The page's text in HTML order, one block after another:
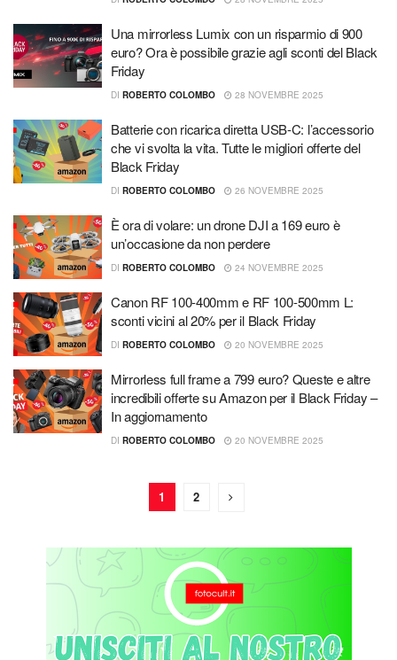
Una mirrorless Lumix con un risparmio di 900
euro? Ora è possibile grazie agli sconti del Black
Friday
DI ROBERTO COLOMBO 28 NOVEMBRE 2025
Batterie con ricarica diretta USB-C: l’accessorio
che vi svolta la vita. Tutte le migliori offerte del
Black Friday
DI ROBERTO COLOMBO 26 NOVEMBRE 2025
È ora di volare: un drone DJI a 169 euro è
un’occasione da non perdere
DI ROBERTO COLOMBO 24 NOVEMBRE 2025
Canon RF 100-400mm e RF 100-500mm L:
sconti vicini al 20% per il Black Friday
DI ROBERTO COLOMBO 20 NOVEMBRE 2025
Mirrorless full frame a 799 euro? Queste e altre
incredibili offerte su Amazon per il Black Friday –
In aggiornamento
DI ROBERTO COLOMBO 20 NOVEMBRE 2025
1 2